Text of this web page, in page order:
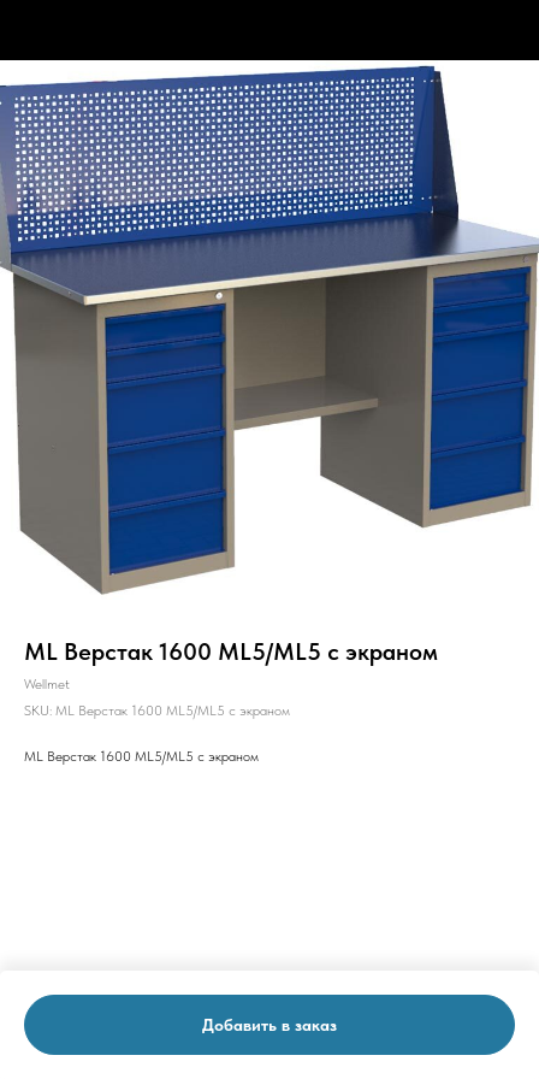
ML Верстак 1600 ML5/ML5 с экраном
Wellmet
SKU: ML Верстак 1600 ML5/ML5 с экраном
Добавить в заказ
ML Верстак 1600 ML5/ML5 с экраном